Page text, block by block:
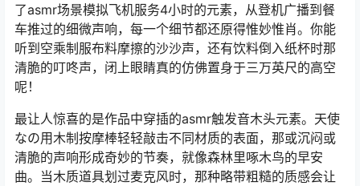
了asmr场景模拟飞机服务4小时的元素，从登机广播到餐
车推过的细微声响，每一个细节都还原得惟妙惟肖。你能
听到空乘制服布料摩擦的沙沙声，还有饮料倒入纸杯时那
清脆的叮咚声，闭上眼睛真的仿佛置身于三万英尺的高空
呢！
最让人惊喜的是作品中穿插的asmr触发音木头元素。天使
なの用木制按摩棒轻轻敲击不同材质的表面，那或沉闷或
清脆的声响形成奇妙的节奏，就像森林里啄木鸟的早安
曲。当木质道具划过麦克风时，那种略带粗糙的质感会让